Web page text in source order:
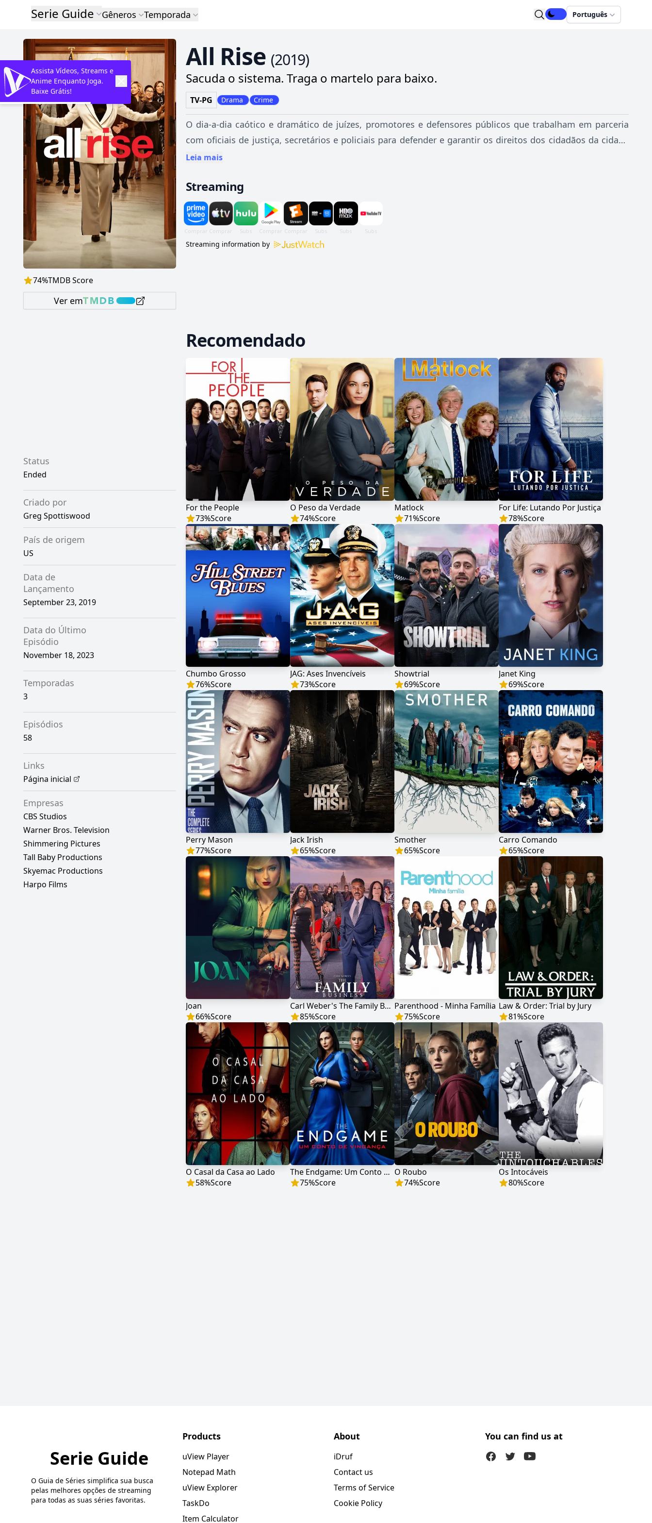
Serie Guide Gêneros Temporada Português
74%TMDB Score
Ver em
All Rise (2019)
Sacuda o sistema. Traga o martelo para baixo.
TV-PG Drama Crime
O dia-a-dia caótico e dramático de juízes, promotores e defensores públicos que trabalham em parceria
com oficiais de justiça, secretários e policiais para defender e garantir os direitos dos cidadãos da cidade
de Los Angeles.
Leia mais
Streaming
Streaming information by
Status
Ended
Criado por
Greg Spottiswood
País de origem
US
Data de
Lançamento
September 23, 2019
Data do Último
Episódio
November 18, 2023
Temporadas
3
Episódios
58
Links
Página inicial
Empresas
CBS Studios
Warner Bros. Television
Shimmering Pictures
Tall Baby Productions
Skyemac Productions
Harpo Films
Recomendado
For the People
73%Score
O Peso da Verdade
74%Score
Matlock
71%Score
For Life: Lutando Por Justiça
78%Score
Chumbo Grosso
76%Score
JAG: Ases Invencíveis
73%Score
Showtrial
69%Score
Janet King
69%Score
Perry Mason
77%Score
Jack Irish
65%Score
Smother
65%Score
Carro Comando
65%Score
Joan
66%Score
Carl Weber's The Family Business
85%Score
Parenthood - Minha Família
75%Score
Law & Order: Trial by Jury
81%Score
O Casal da Casa ao Lado
58%Score
The Endgame: Um Conto de Vingança
75%Score
O Roubo
74%Score
Os Intocáveis
80%Score
Serie Guide
O Guia de Séries simplifica sua busca
pelas melhores opções de streaming
para todas as suas séries favoritas.
Products
uView Player
Notepad Math
uView Explorer
TaskDo
Item Calculator
About
iDruf
Contact us
Terms of Service
Cookie Policy
You can find us at
FacebookTwitter (X)Youtube
Assista Vídeos, Streams e
Anime Enquanto Joga.
Baixe Grátis!